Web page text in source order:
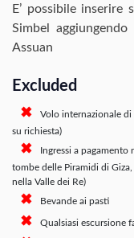
E’ possibile
Simbel
Assuan
Excluded
Volo internazionale di
su richiesta)
Ingressi a pagamento
tombe delle Piramidi di
nella Valle dei Re)
Bevande ai pasti
Qualsiasi escursione